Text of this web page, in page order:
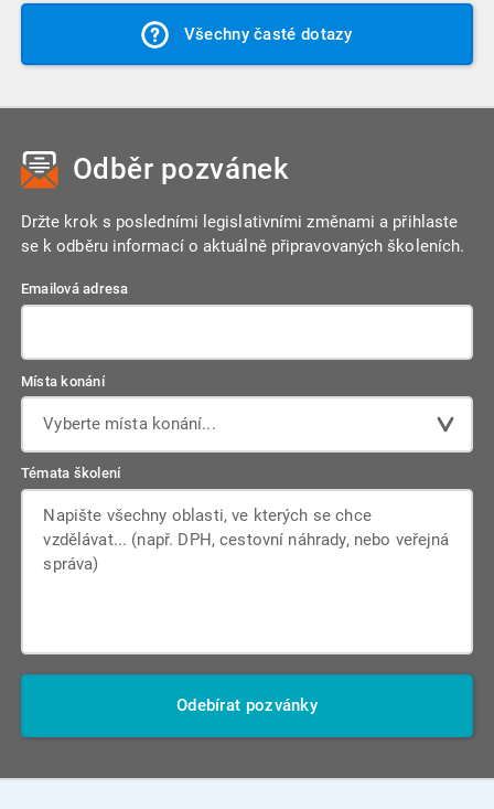
videozáznam je neoprávněně sdílen s více uživateli a přístup
k videu je automatizovaně zneplatněn. Vždy nás můžete
samozřejmě kontaktovat a situaci spolu prověříme.
Ano, u každého videozáznamu najdete ke stažení osvědčení
o jeho absolvování, které si můžete uložit do počítače nebo
vytisknout.
Všechny časté dotazy
Odběr pozvánek
Držte krok s posledními legislativními změnami a přihlaste
se k odběru informací o aktuálně připravovaných školeních.
Emailová adresa
Místa konání
Vyberte místa konání...
Témata školení
Odebírat pozvánky